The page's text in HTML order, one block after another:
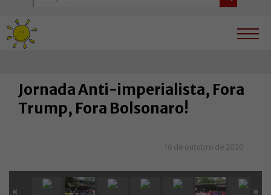
Jornada Anti-imperialista, Fora
Trump, Fora Bolsonaro!
16 de outubro de 2020
« »